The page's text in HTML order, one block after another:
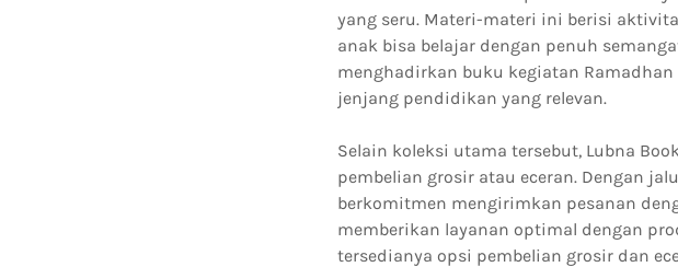
yang seru. Materi-materi ini berisi
anak bisa belajar dengan penuh
menghadirkan buku kegiatan
jenjang pendidikan yang relevan.
Selain koleksi utama tersebut, Lubna
pembelian grosir atau eceran. Dengan
berkomitmen mengirimkan pesanan
memberikan layanan optimal dengan
tersedianya opsi pembelian grosir dan